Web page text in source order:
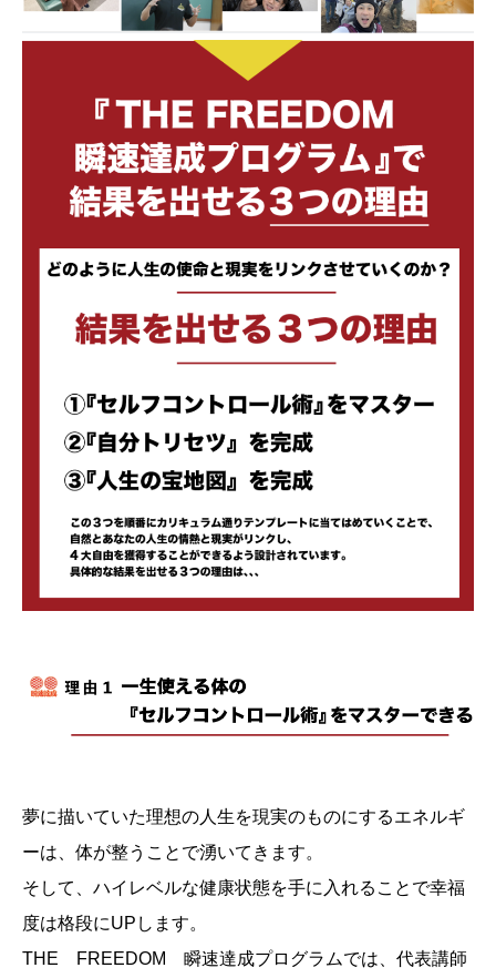
夢に描いていた理想の人生を現実のものにするエネルギ
ーは、体が整うことで湧いてきます。
そして、ハイレベルな健康状態を手に入れることで幸福
度は格段にUPします。
THE FREEDOM 瞬速達成プログラムでは、代表講師